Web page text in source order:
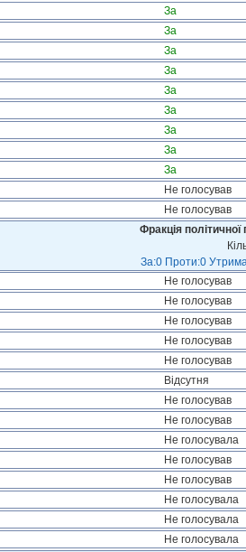
За
За
За
За
За
За
За
За
За
Не голосував
Не голосував
Фракція
За:0 Проти:0
Не голосував
Не голосував
Не голосував
Не голосував
Не голосував
Відсутня
Не голосував
Не голосував
Не голосувала
Не голосував
Не голосував
Не голосувала
Не голосувала
Не голосувала